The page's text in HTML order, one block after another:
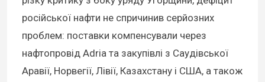
російської нафти не спричинив серйозних
проблем: поставки компенсували через
нафтопровід Adria та закупівлі з Саудівської
Аравії, Норвегії, Лівії, Казахстану і США, а також